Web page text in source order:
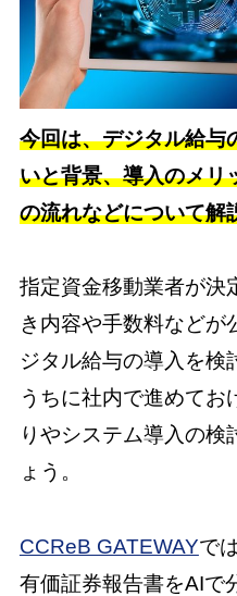
今回は、デジタル給与
いと背景、導入のメリ
の流れなどについて解
指定資金移動業者が決
き内容や手数料などが
ジタル給与の導入を検
うちに社内で進めてお
りやシステム導入の検
ょう。
CCReB GATEWAYで
有価証券報告書をAIで